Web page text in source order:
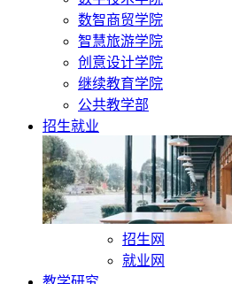
数智商贸学院
智慧旅游学院
创意设计学院
继续教育学院
公共教学部
招生就业
招生网
就业网